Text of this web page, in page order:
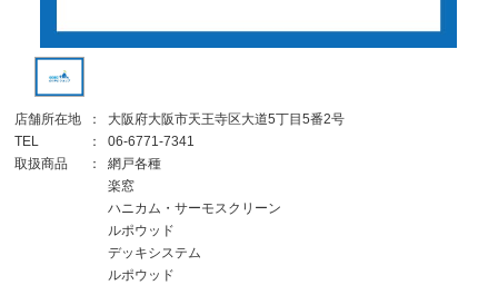
店舗所在地 ：
大阪府大阪市天王寺区大道5丁目5番2号
TEL
：
06-6771-7341
取扱商品
：
網戸各種
楽窓
ハニカム・サーモスクリーン
ルポウッド
デッキシステム
ルポウッド